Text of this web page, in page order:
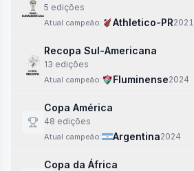
5 edições
Atual campeão: Athletico-PR2021
Recopa Sul-Americana
13 edições
Atual campeão: Fluminense2024
Copa América
48 edições
Atual campeão: Argentina2024
Copa da África